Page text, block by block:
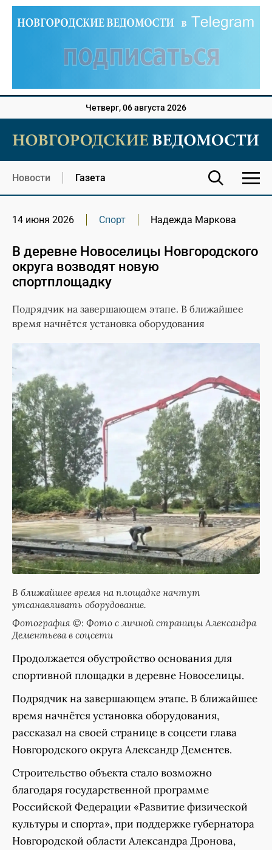
Четверг, 06 августа 2026
Новости Газета
14 июня 2026 Спорт Надежда Маркова
В деревне Новоселицы Новгородского
округа возводят новую
спортплощадку
Подрядчик на завершающем этапе. В ближайшее
время начнётся установка оборудования
В ближайшее время на площадке начтут
утсанавливать оборудование.
Фотография ©: Фото с личной страницы Александра
Дементьева в соцсети
Продолжается обустройство основания для
спортивной площадки в деревне Новоселицы.
Подрядчик на завершающем этапе. В ближайшее
время начнётся установка оборудования,
рассказал на своей странице в соцсети глава
Новгородского округа Александр Дементев.
Строительство объекта стало возможно
благодаря государственной программе
Российской Федерации «Развитие физической
культуры и спорта», при поддержке губернатора
Новгородской области Александра Дронова,